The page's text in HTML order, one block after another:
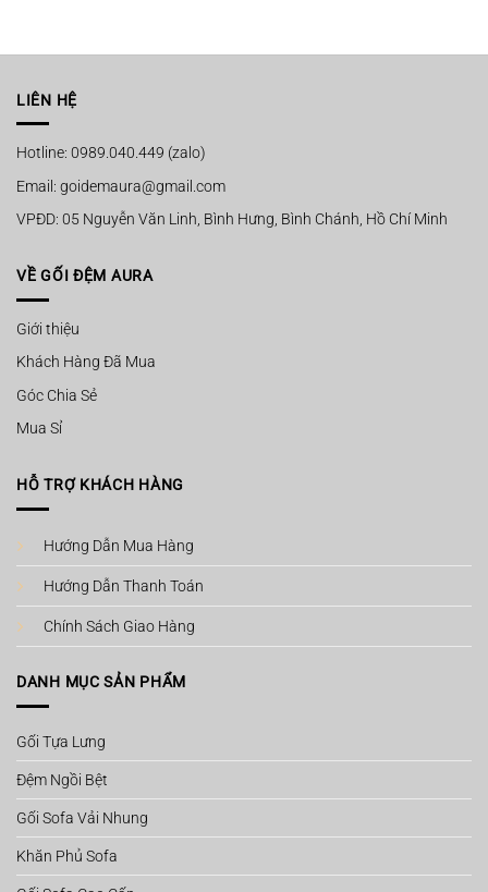
LIÊN HỆ
Hotline: 0989.040.449 (zalo)
Email: goidemaura@gmail.com
VPĐD: 05 Nguyễn Văn Linh, Bình Hưng, Bình Chánh, Hồ Chí Minh
VỀ GỐI ĐỆM AURA
Giới thiệu
Khách Hàng Đã Mua
Góc Chia Sẻ
Mua Sỉ
HỖ TRỢ KHÁCH HÀNG
Hướng Dẫn Mua Hàng
Hướng Dẫn Thanh Toán
Chính Sách Giao Hàng
DANH MỤC SẢN PHẨM
Gối Tựa Lưng
Đệm Ngồi Bệt
Gối Sofa Vải Nhung
Khăn Phủ Sofa